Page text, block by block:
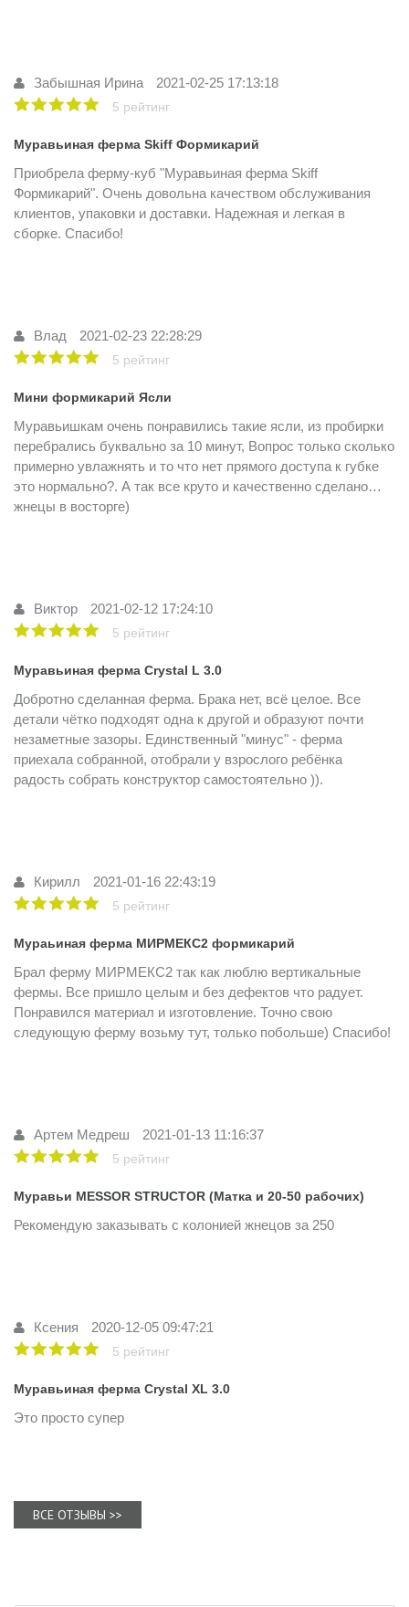
Забышная Ирина 2021-02-25 17:13:18
5 рейтинг
Муравьиная ферма Skiff Формикарий
Приобрела ферму-куб "Муравьиная ферма Skiff
Формикарий". Очень довольна качеством обслуживания
клиентов, упаковки и доставки. Надежная и легкая в
сборке. Спасибо!
Влад 2021-02-23 22:28:29
5 рейтинг
Мини формикарий Ясли
Муравьишкам очень понравились такие ясли, из пробирки
перебрались буквально за 10 минут, Вопрос только сколько
примерно увлажнять и то что нет прямого доступа к губке
это нормально?. А так все круто и качественно сделано…
жнецы в восторге)
Виктор 2021-02-12 17:24:10
5 рейтинг
Муравьиная ферма Crystal L 3.0
Добротно сделанная ферма. Брака нет, всё целое. Все
детали чётко подходят одна к другой и образуют почти
незаметные зазоры. Единственный "минус" - ферма
приехала собранной, отобрали у взрослого ребёнка
радость собрать конструктор самостоятельно )).
Кирилл 2021-01-16 22:43:19
5 рейтинг
Мураьиная ферма МИРМЕКС2 формикарий
Брал ферму МИРМЕКС2 так как люблю вертикальные
фермы. Все пришло целым и без дефектов что радует.
Понравился материал и изготовление. Точно свою
следующую ферму возьму тут, только побольше) Спасибо!
Артем Медреш 2021-01-13 11:16:37
5 рейтинг
Муравьи MESSOR STRUCTOR (Матка и 20-50 рабочих)
Рекомендую заказывать с колонией жнецов за 250
Ксения 2020-12-05 09:47:21
5 рейтинг
Муравьиная ферма Crystal ХL 3.0
Это просто супер
ВСЕ ОТЗЫВЫ >>